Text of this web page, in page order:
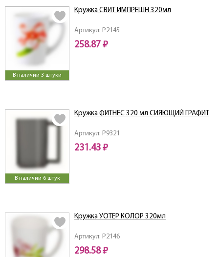
В наличии 3 штуки
Артикул: P2145
Кружка СВИТ ИМПРЕШН 320мл
258.87 ₽
В наличии 6 штук
Артикул: P9321
Кружка ФИТНЕС 320 мл СИЯЮЩИЙ ГРАФИТ
231.43 ₽
Артикул: P2146
Кружка УОТЕР КОЛОР 320мл
298.58 ₽